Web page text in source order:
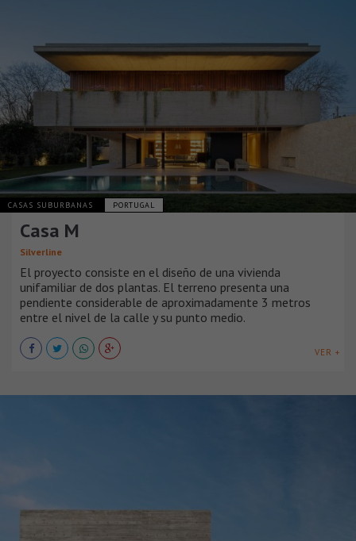
CASAS SUBURBANAS PORTUGAL
Casa M
Silverline
El proyecto consiste en el diseño de una vivienda
unifamiliar de dos plantas. El terreno presenta una
pendiente considerable de aproximadamente 3 metros
entre el nivel de la calle y su punto medio.
VER +